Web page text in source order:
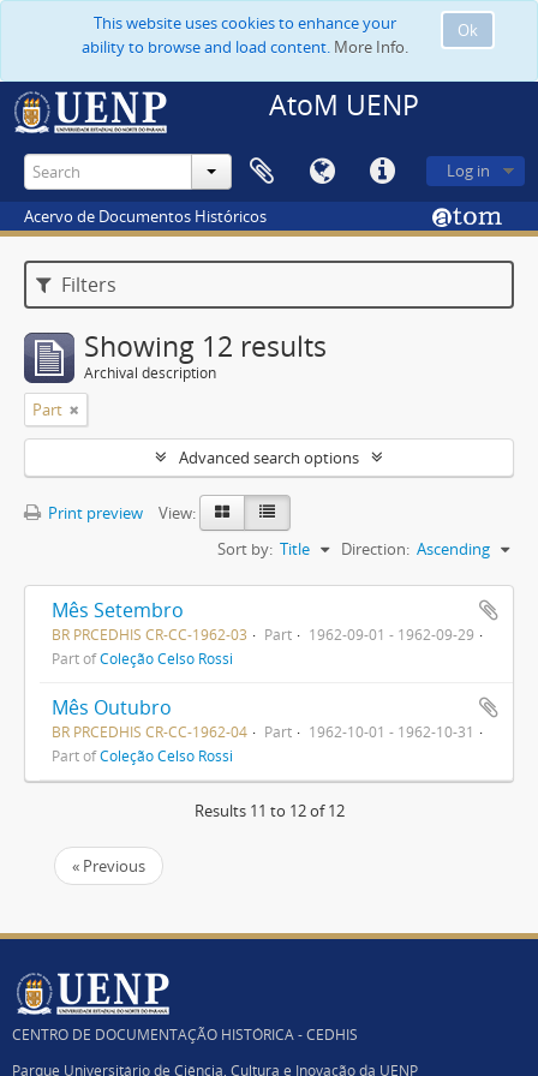
Ok
This website uses cookies to enhance your
ability to browse and load content. More Info.
AtoM UENP
Log in
Acervo de Documentos Históricos
Filters
Showing 12 results
Archival description
Part
Advanced search options
Print preview
View:
Sort by: Title Direction: Ascending
Mês Setembro
BR PRCEDHIS CR-CC-1962-03 Part
1962-09-01 - 1962-09-29
Part ofColeção Celso Rossi
Mês Outubro
BR PRCEDHIS CR-CC-1962-04 Part
1962-10-01 - 1962-10-31
Part ofColeção Celso Rossi
Results 11 to 12 of 12
« Previous
CENTRO DE DOCUMENTAÇÃO HISTÓRICA - CEDHIS
Parque Universitário de Ciência, Cultura e Inovação da UENP